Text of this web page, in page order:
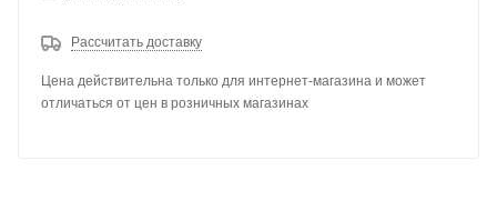
Рассчитать доставку
Цена действительна только для интернет-магазина и может
отличаться от цен в розничных магазинах